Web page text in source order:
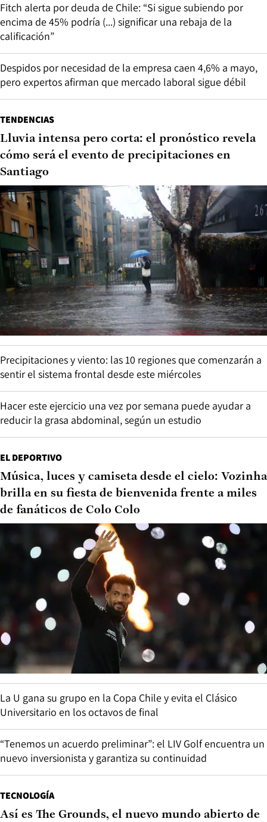
Fitch alerta por deuda de Chile: “Si sigue subiendo por
encima de 45% podría (...) significar una rebaja de la
calificación”
Despidos por necesidad de la empresa caen 4,6% a mayo,
pero expertos afirman que mercado laboral sigue débil
TENDENCIAS
Lluvia intensa pero corta: el pronóstico revela
cómo será el evento de precipitaciones en
Santiago
Precipitaciones y viento: las 10 regiones que comenzarán a
sentir el sistema frontal desde este miércoles
Hacer este ejercicio una vez por semana puede ayudar a
reducir la grasa abdominal, según un estudio
EL DEPORTIVO
Música, luces y camiseta desde el cielo: Vozinha
brilla en su fiesta de bienvenida frente a miles
de fanáticos de Colo Colo
La U gana su grupo en la Copa Chile y evita el Clásico
Universitario en los octavos de final
“Tenemos un acuerdo preliminar”: el LIV Golf encuentra un
nuevo inversionista y garantiza su continuidad
TECNOLOGÍA
Así es The Grounds, el nuevo mundo abierto de